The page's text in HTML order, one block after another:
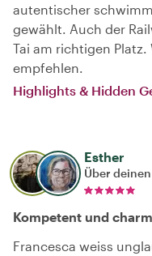
autentischer
gewählt. Auch der
Tai am richtigen
empfehlen.
Highlights & Hidden
Esther
Über
Kompetent und
Francesca weiss